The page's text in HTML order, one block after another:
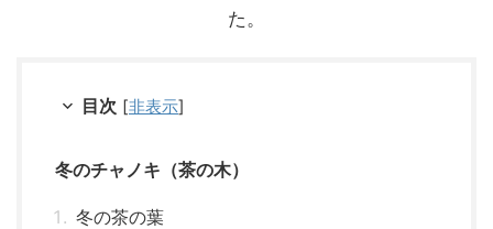
た。
目次 [非表示]
冬のチャノキ（茶の木）
冬の茶の葉